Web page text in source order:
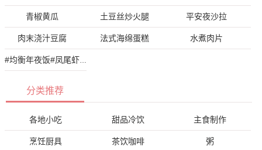
青椒黄瓜 土豆丝炒火腿 平安夜沙拉
肉末浇汁豆腐 法式海绵蛋糕 水煮肉片
#均衡年夜饭#凤尾虾球
分类推荐
各地小吃 甜品冷饮 主食制作
烹饪厨具 茶饮咖啡 粥